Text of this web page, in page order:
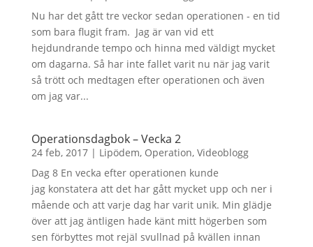
Nu har det gått tre veckor sedan operationen - en tid
som bara flugit fram. Jag är van vid ett
hejdundrande tempo och hinna med väldigt mycket
om dagarna. Så har inte fallet varit nu när jag varit
så trött och medtagen efter operationen och även
om jag var...
Operationsdagbok – Vecka 2
24 feb, 2017| Lipödem, Operation, Videoblogg
Dag 8 En vecka efter operationen kunde
jag konstatera att det har gått mycket upp och ner i
mående och att varje dag har varit unik. Min glädje
över att jag äntligen hade känt mitt högerben som
sen förbyttes mot rejäl svullnad på kvällen innan